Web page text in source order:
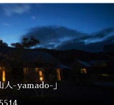
人-yamado-」